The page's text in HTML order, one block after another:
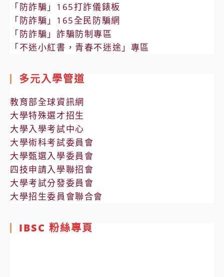
「防詐騙」165打詐儀錶板
「防詐騙」165全民防騙網
「防詐騙」詐騙防制專區
「不迷小紅書，青春不迷途」專區
多元入學管道
教育部全球資訊網
大學特殊選才招生
大學入學考試中心
大學術科考試委員會
大學甄選入學委員會
四技申請入學聯招會
大學考試分發委員會
大學招生委員會聯合會
IBSC 粉絲專頁